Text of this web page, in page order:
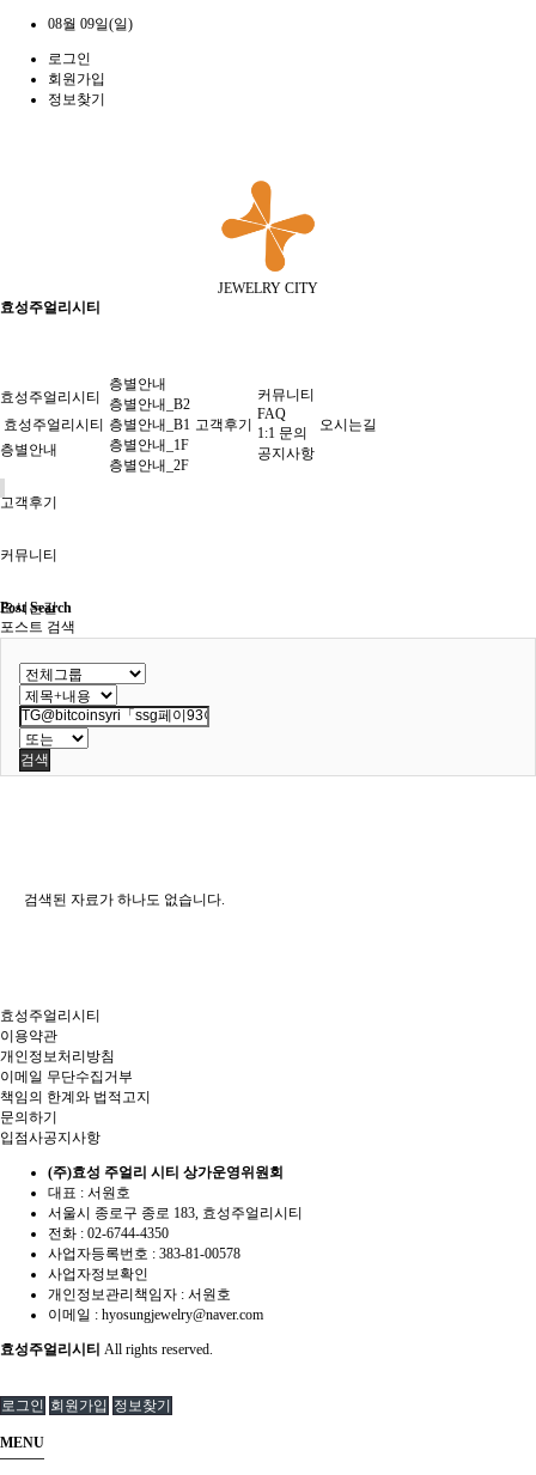
08월 09일(일)
로그인
회원가입
정보찾기
JEWELRY CITY
효성주얼리시티
효성주얼리시티
층별안내
고객후기
커뮤니티
오시는길
효성주얼리시티
층별안내
층별안내_B2
층별안내_B1
층별안내_1F
층별안내_2F
고객후기
커뮤니티
FAQ
1:1 문의
공지사항
오시는길
Post Search
포스트 검색
검색
검색된 자료가 하나도 없습니다.
효성주얼리시티
이용약관
개인정보처리방침
이메일 무단수집거부
책임의 한계와 법적고지
문의하기
입점사공지사항
(주)효성 주얼리 시티 상가운영위원회
대표 : 서원호
서울시 종로구 종로 183, 효성주얼리시티
전화 : 02-6744-4350
사업자등록번호 : 383-81-00578
사업자정보확인
개인정보관리책임자 : 서원호
이메일 : hyosungjewelry@naver.com
효성주얼리시티 All rights reserved.
로그인 회원가입 정보찾기
MENU